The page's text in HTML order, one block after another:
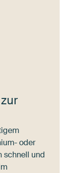
oder
schnell und